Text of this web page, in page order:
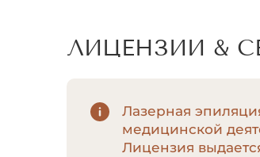
ЛИЦЕНЗИИ &
Лазерная
медицинской
Лицензия